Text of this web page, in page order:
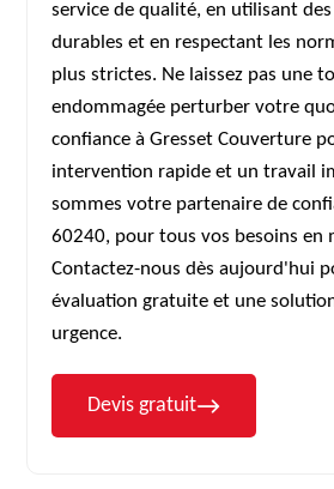
service de qualité, en utilisant
durables et en respectant les
plus strictes. Ne laissez pas une
endommagée perturber votre
confiance à Gresset Couverture
intervention rapide et un travail
sommes votre partenaire de
60240, pour tous vos besoins en
Contactez-nous dès aujourd'hui
évaluation gratuite et une
urgence.
Devis gratuit